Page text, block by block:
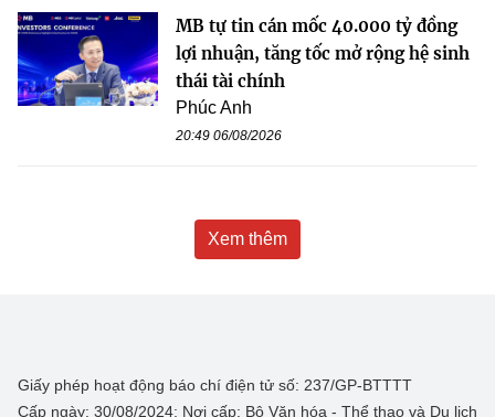
MB tự tin cán mốc 40.000 tỷ đồng
lợi nhuận, tăng tốc mở rộng hệ sinh
thái tài chính
Phúc Anh
20:49 06/08/2026
Xem thêm
Giấy phép hoạt động báo chí điện tử số: 237/GP-BTTTT
Cấp ngày: 30/08/2024; Nơi cấp: Bộ Văn hóa - Thể thao và Du lịch